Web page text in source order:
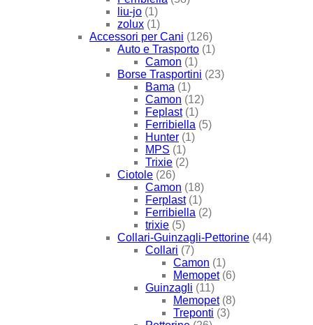
liu-jo (1)
zolux (1)
Accessori per Cani (126)
Auto e Trasporto (1)
Camon (1)
Borse Trasportini (23)
Bama (1)
Camon (12)
Feplast (1)
Ferribiella (5)
Hunter (1)
MPS (1)
Trixie (2)
Ciotole (26)
Camon (18)
Ferplast (1)
Ferribiella (2)
trixie (5)
Collari-Guinzagli-Pettorine (44)
Collari (7)
Camon (1)
Memopet (6)
Guinzagli (11)
Memopet (8)
Treponti (3)